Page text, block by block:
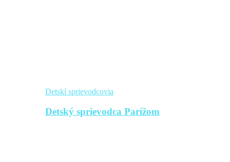
Detskí sprievodcovia
Detský sprievodca Parížom